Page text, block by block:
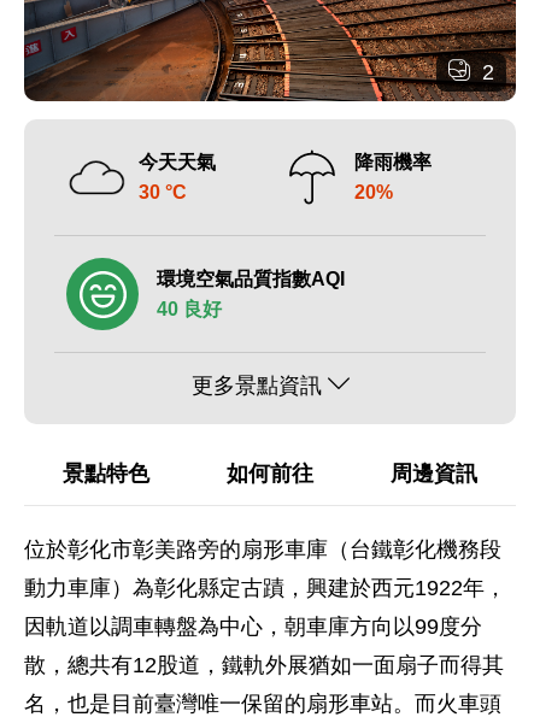
2
今天天氣
30 °C
降雨機率
20%
環境空氣品質指數AQI
40 良好
更多景點資訊
景點特色 如何前往 周邊資訊
位於彰化市彰美路旁的扇形車庫（台鐵彰化機務段
動力車庫）為彰化縣定古蹟，興建於西元1922年，
因軌道以調車轉盤為中心，朝車庫方向以99度分
散，總共有12股道，鐵軌外展猶如一面扇子而得其
名，也是目前臺灣唯一保留的扇形車站。而火車頭